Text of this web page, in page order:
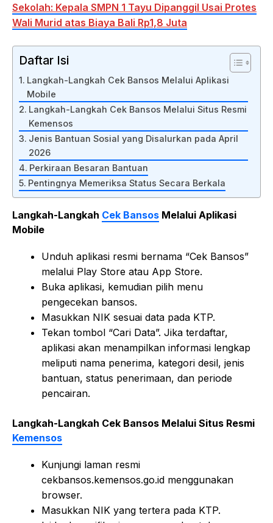
Sekolah: Kepala SMPN 1 Tayu Dipanggil Usai Protes
Wali Murid atas Biaya Bali Rp1,8 Juta
Daftar Isi
Langkah-Langkah Cek Bansos Melalui Aplikasi
Mobile
Langkah-Langkah Cek Bansos Melalui Situs Resmi
Kemensos
Jenis Bantuan Sosial yang Disalurkan pada April
2026
Perkiraan Besaran Bantuan
Pentingnya Memeriksa Status Secara Berkala
Langkah-Langkah Cek Bansos Melalui Aplikasi
Mobile
Unduh aplikasi resmi bernama “Cek Bansos”
melalui Play Store atau App Store.
Buka aplikasi, kemudian pilih menu
pengecekan bansos.
Masukkan NIK sesuai data pada KTP.
Tekan tombol “Cari Data”. Jika terdaftar,
aplikasi akan menampilkan informasi lengkap
meliputi nama penerima, kategori desil, jenis
bantuan, status penerimaan, dan periode
pencairan.
Langkah-Langkah Cek Bansos Melalui Situs Resmi
Kemensos
Kunjungi laman resmi
cekbansos.kemensos.go.id menggunakan
browser.
Masukkan NIK yang tertera pada KTP.